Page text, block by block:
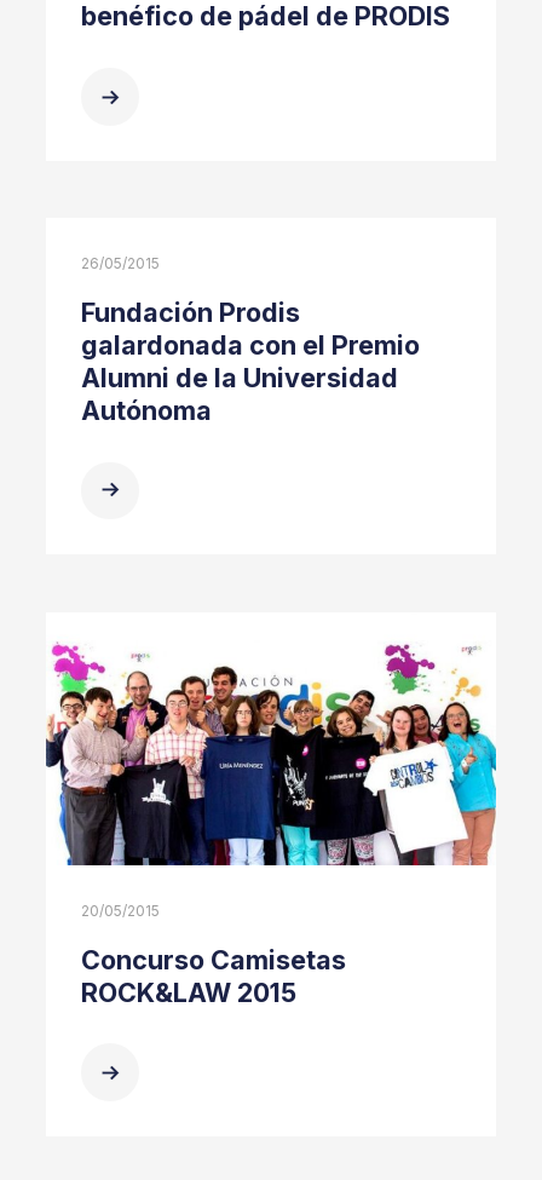
benéfico de pádel de PRODIS
26/05/2015
Fundación Prodis
galardonada con el Premio
Alumni de la Universidad
Autónoma
20/05/2015
Concurso Camisetas
ROCK&LAW 2015